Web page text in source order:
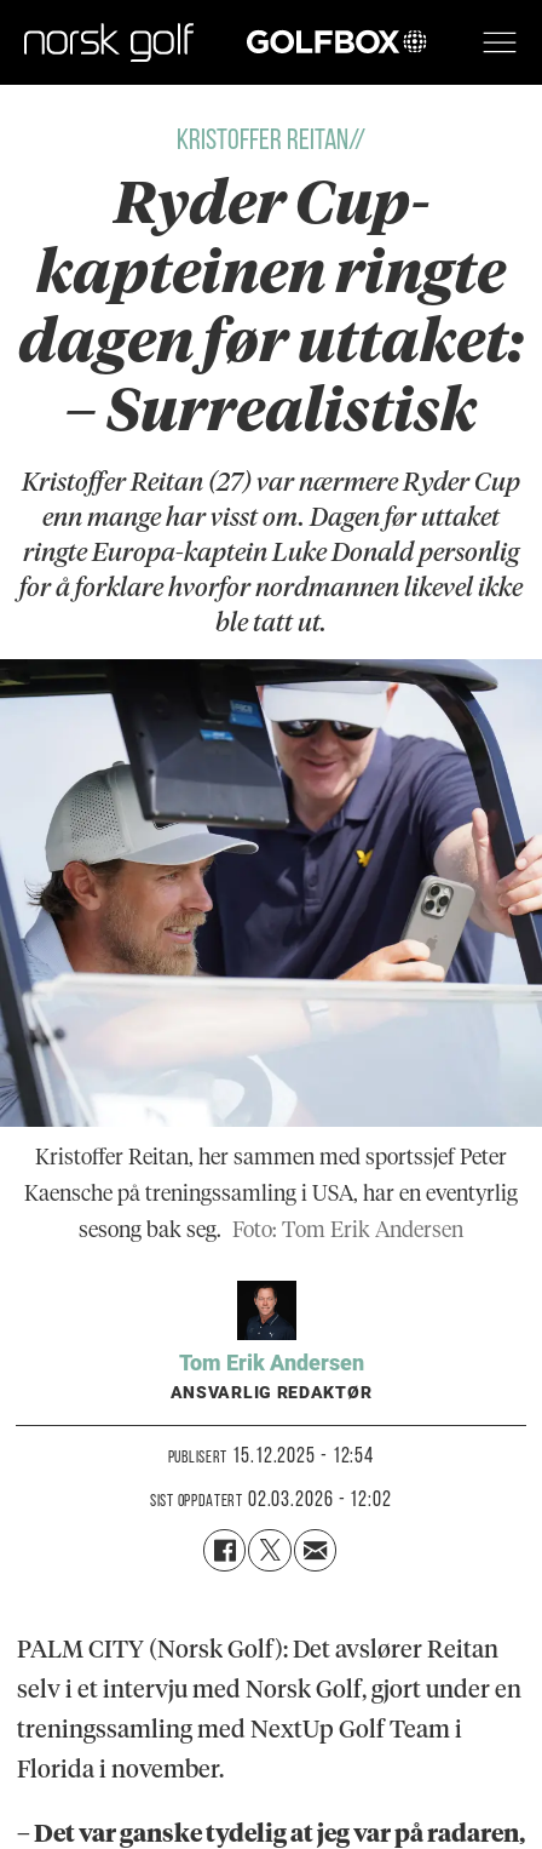
GOLFBOX
KRISTOFFER REITAN//
Ryder Cup-
kapteinen ringte
dagen før uttaket:
– Surrealistisk
Kristoffer Reitan (27) var nærmere Ryder Cup
enn mange har visst om. Dagen før uttaket
ringte Europa-kaptein Luke Donald personlig
for å forklare hvorfor nordmannen likevel ikke
ble tatt ut.
Kristoffer Reitan, her sammen med sportssjef Peter
Kaensche på treningssamling i USA, har en eventyrlig
sesong bak seg. Foto: Tom Erik Andersen
Tom Erik Andersen
ANSVARLIG REDAKTØR
PUBLISERT 15.12.2025 - 12:54
SIST OPPDATERT 02.03.2026 - 12:02
PALM CITY (Norsk Golf): Det avslører Reitan
selv i et intervju med Norsk Golf, gjort under en
treningssamling med NextUp Golf Team i
Florida i november.
– Det var ganske tydelig at jeg var på radaren,